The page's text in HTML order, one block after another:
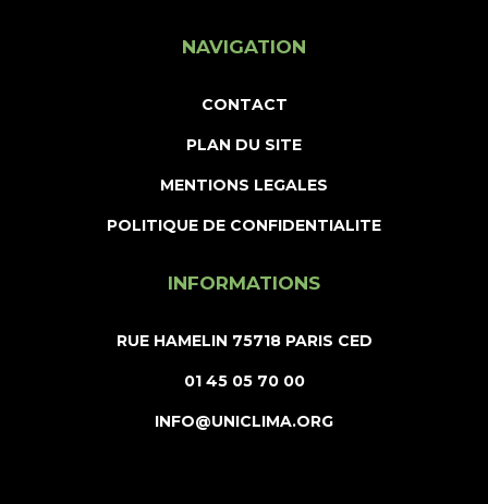
NAVIGATION
CONTACT
PLAN DU SITE
MENTIONS LEGALES
POLITIQUE DE CONFIDENTIALITE
INFORMATIONS
RUE HAMELIN 75718 PARIS CED
01 45 05 70 00
INFO@UNICLIMA.ORG